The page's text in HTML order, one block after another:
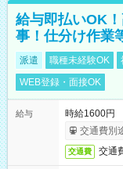
給与即払いOK
事！仕分け作業
派遣 職種未経験OK
WEB登録・面接OK
給与
時給1600円
交通費別
交通費 交通